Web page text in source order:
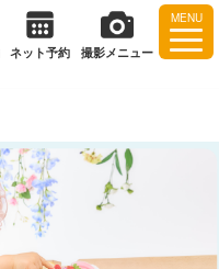
MENU
ネット予約 撮影メニュー